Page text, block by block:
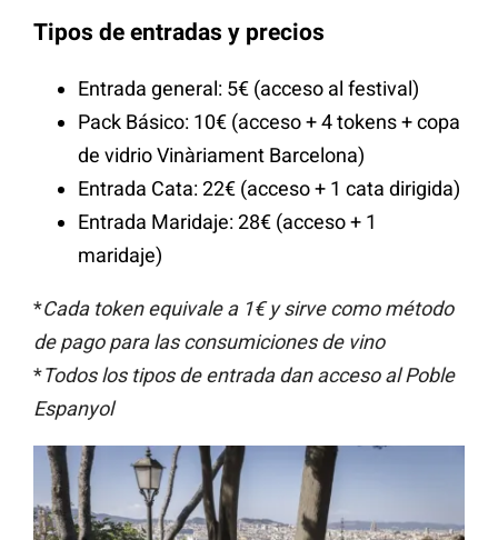
Tipos de entradas y precios
Entrada general: 5€ (acceso al festival)
Pack Básico: 10€ (acceso + 4 tokens + copa
de vidrio Vinàriament Barcelona)
Entrada Cata: 22€ (acceso + 1 cata dirigida)
Entrada Maridaje: 28€ (acceso + 1
maridaje)
*Cada token equivale a 1€ y sirve como método
de pago para las consumiciones de vino
*Todos los tipos de entrada dan acceso al Poble
Espanyol